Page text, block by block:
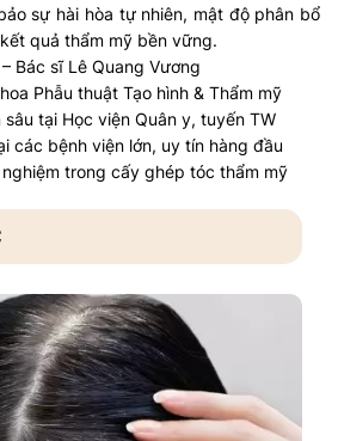
sự hài hòa tự nhiên, mật độ phân bổ
quả thẩm mỹ bền vững.
Bác sĩ Lê Quang Vương
Phẫu thuật Tạo hình & Thẩm mỹ
tại Học viện Quân y, tuyến TW
các bệnh viện lớn, uy tín hàng đầu
nghiệm trong cấy ghép tóc thẩm mỹ